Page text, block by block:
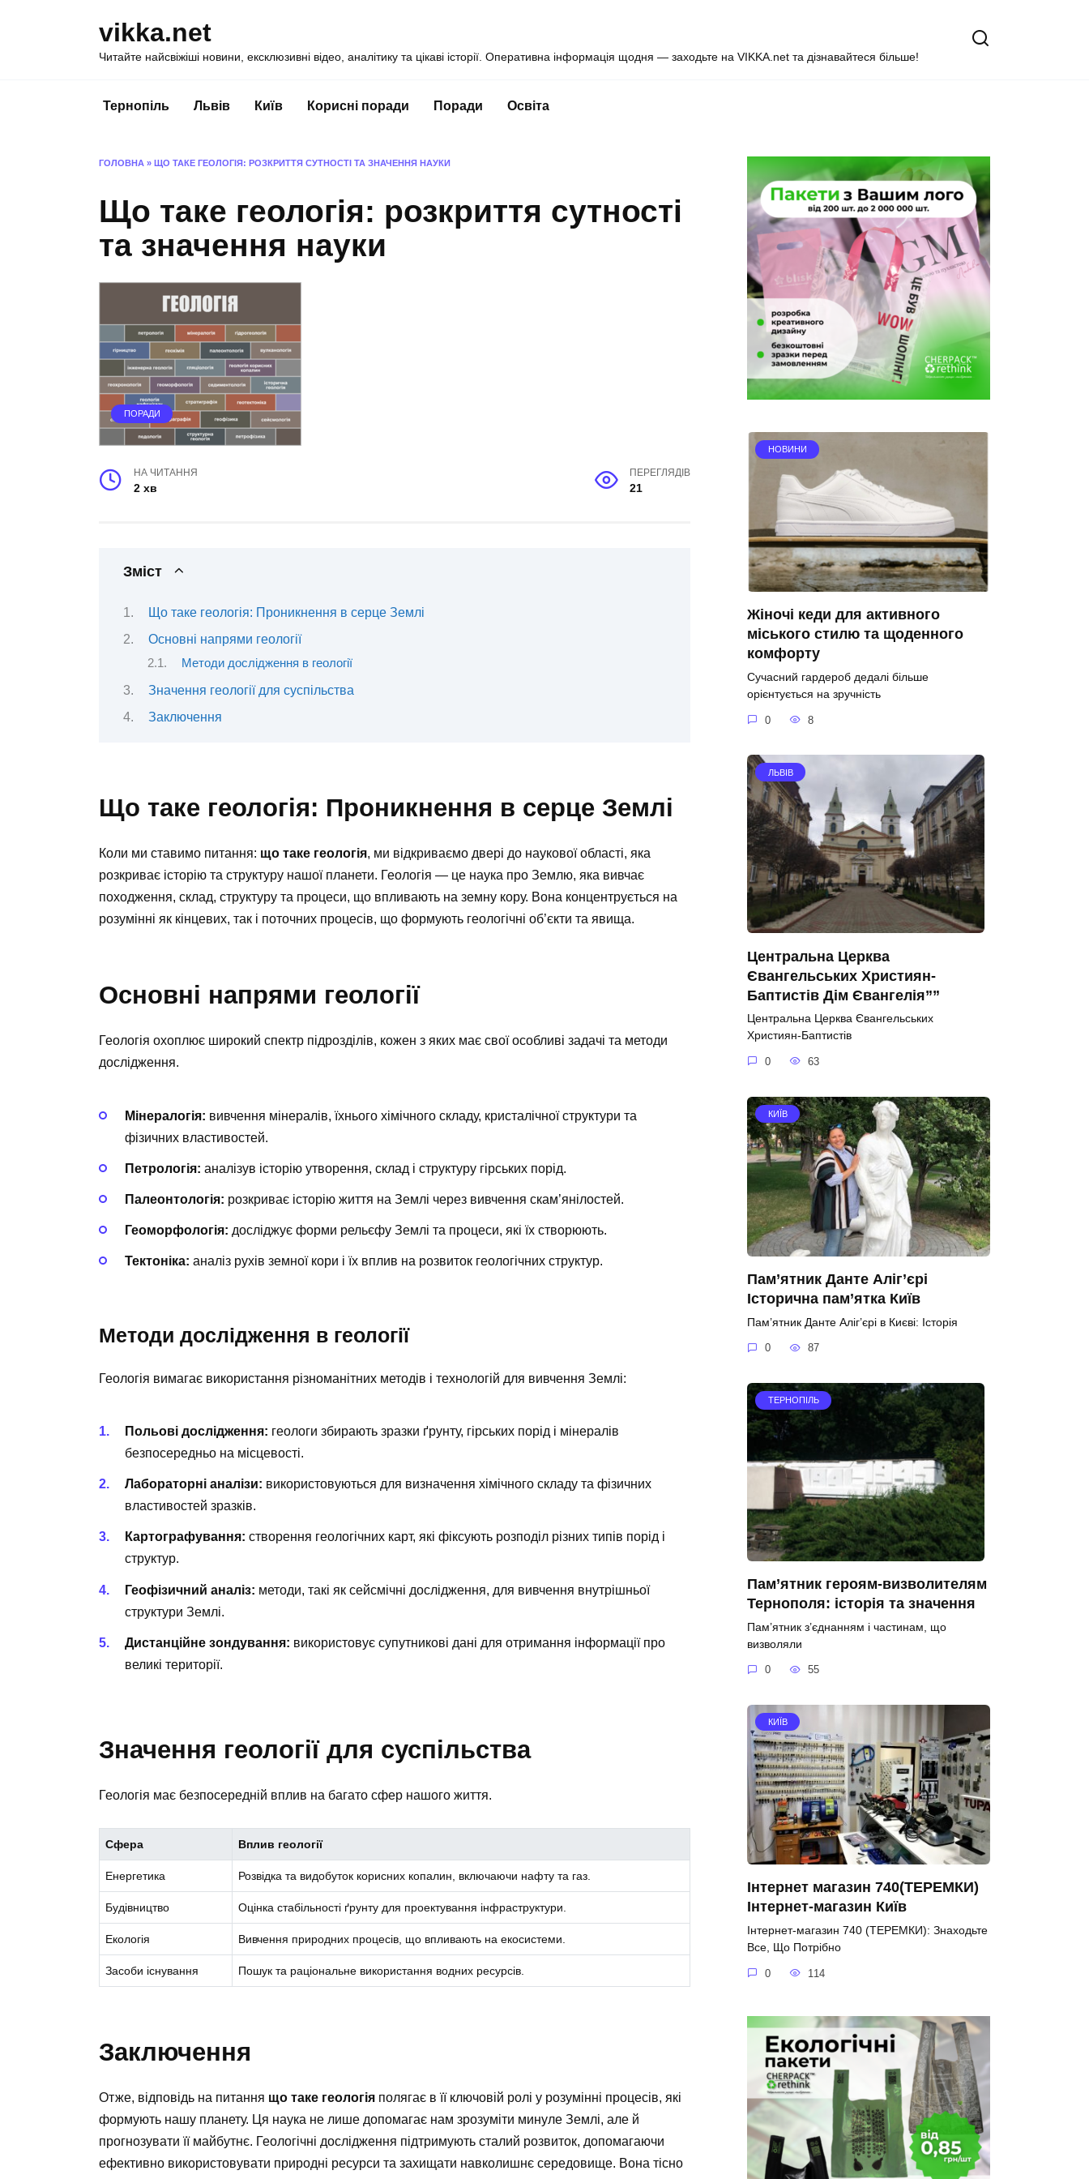
vikka.net
Читайте найсвіжіші новини, ексклюзивні відео, аналітику та цікаві історії. Оперативна інформація щодня — заходьте на VIKKA.net та дізнавайтеся більше!
Тернопіль Львів Київ Корисні поради Поради Освіта
ГОЛОВНА » ЩО ТАКЕ ГЕОЛОГІЯ: РОЗКРИТТЯ СУТНОСТІ ТА ЗНАЧЕННЯ НАУКИ
Що таке геологія: розкриття сутності
та значення науки
ПОРАДИ
НА ЧИТАННЯ
2 хв
ПЕРЕГЛЯДІВ
21
Зміст
Що таке геологія: Проникнення в серце Землі
Основні напрями геології
Методи дослідження в геології
Значення геології для суспільства
Заключення
Що таке геологія: Проникнення в серце Землі
Коли ми ставимо питання: що таке геологія, ми відкриваємо двері до наукової області, яка
розкриває історію та структуру нашої планети. Геологія — це наука про Землю, яка вивчає
походження, склад, структуру та процеси, що впливають на земну кору. Вона концентрується на
розумінні як кінцевих, так і поточних процесів, що формують геологічні об’єкти та явища.
Основні напрями геології
Геологія охоплює широкий спектр підрозділів, кожен з яких має свої особливі задачі та методи
дослідження.
Мінералогія: вивчення мінералів, їхнього хімічного складу, кристалічної структури та
фізичних властивостей.
Петрологія: аналізув історію утворення, склад і структуру гірських порід.
Палеонтологія: розкриває історію життя на Землі через вивчення скам’янілостей.
Геоморфологія: досліджує форми рельєфу Землі та процеси, які їх створюють.
Тектоніка: аналіз рухів земної кори і їх вплив на розвиток геологічних структур.
Методи дослідження в геології
Геологія вимагає використання різноманітних методів і технологій для вивчення Землі:
Польові дослідження: геологи збирають зразки ґрунту, гірських порід і мінералів
безпосередньо на місцевості.
Лабораторні аналізи: використовуються для визначення хімічного складу та фізичних
властивостей зразків.
Картографування: створення геологічних карт, які фіксують розподіл різних типів порід і
структур.
Геофізичний аналіз: методи, такі як сейсмічні дослідження, для вивчення внутрішньої
структури Землі.
Дистанційне зондування: використовує супутникові дані для отримання інформації про
великі території.
Значення геології для суспільства
Геологія має безпосередній вплив на багато сфер нашого життя.
Сфера Вплив геології
Енергетика Розвідка та видобуток корисних копалин, включаючи нафту та газ.
Будівництво Оцінка стабільності ґрунту для проектування інфраструктури.
Екологія Вивчення природних процесів, що впливають на екосистеми.
Засоби існування Пошук та раціональне використання водних ресурсів.
Заключення
Отже, відповідь на питання що таке геологія полягає в її ключовій ролі у розумінні процесів, які
формують нашу планету. Ця наука не лише допомагає нам зрозуміти минуле Землі, але й
прогнозувати її майбутнє. Геологічні дослідження підтримують сталий розвиток, допомагаючи
ефективно використовувати природні ресурси та захищати навколишнє середовище. Вона тісно
НОВИНИ
Жіночі кеди для активного
міського стилю та щоденного
комфорту
Сучасний гардероб дедалі більше
орієнтується на зручність
0 8
ЛЬВІВ
Центральна Церква
Євангельських Християн-
Баптистів Дім Євангелія””
Центральна Церква Євангельських
Християн-Баптистів
0 63
КИЇВ
Пам’ятник Данте Аліг’єрі
Історична пам’ятка Київ
Пам’ятник Данте Аліг’єрі в Києві: Історія
0 87
ТЕРНОПІЛЬ
Пам’ятник героям-визволителям
Тернополя: історія та значення
Пам’ятник з’єднанням і частинам, що
визволяли
0 55
КИЇВ
Інтернет магазин 740(ТЕРЕМКИ)
Інтернет-магазин Київ
Інтернет-магазин 740 (ТЕРЕМКИ): Знаходьте
Все, Що Потрібно
0 114